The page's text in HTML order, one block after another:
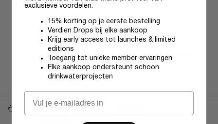
Hair & Body Mist 90 ml
No.11 Violet Muse
(4.8)
Elegant Home Selection
No.10 Rock Roses
In Winkelmand
exclusieve voordelen.
15% korting op je eerste bestelling
Verdien Drops bij elke aankoop
Krijg early access tot launches & limited
editions
Toegang tot unieke member ervaringen
Elke aankoop ondersteunt schoon
drinkwaterprojecten